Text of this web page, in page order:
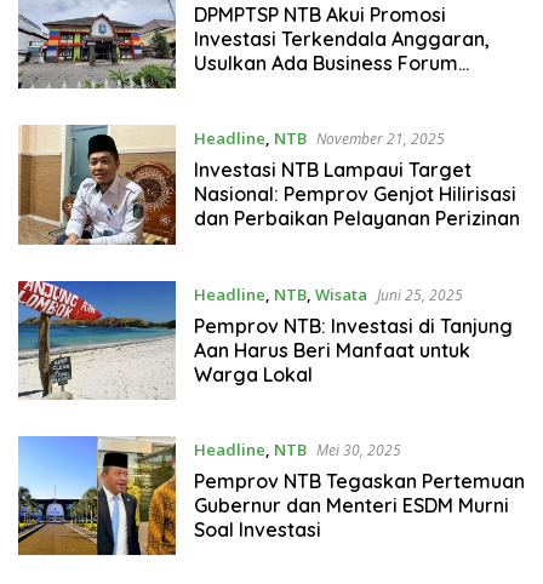
DPMPTSP NTB Akui Promosi
Investasi Terkendala Anggaran,
Usulkan Ada Business Forum
Headline, NTB November 21, 2025
Investasi NTB Lampaui Target
Nasional: Pemprov Genjot Hilirisasi
dan Perbaikan Pelayanan Perizinan
Headline, NTB, Wisata Juni 25, 2025
Pemprov NTB: Investasi di Tanjung
Aan Harus Beri Manfaat untuk
Warga Lokal
Headline, NTB Mei 30, 2025
Pemprov NTB Tegaskan Pertemuan
Gubernur dan Menteri ESDM Murni
Soal Investasi